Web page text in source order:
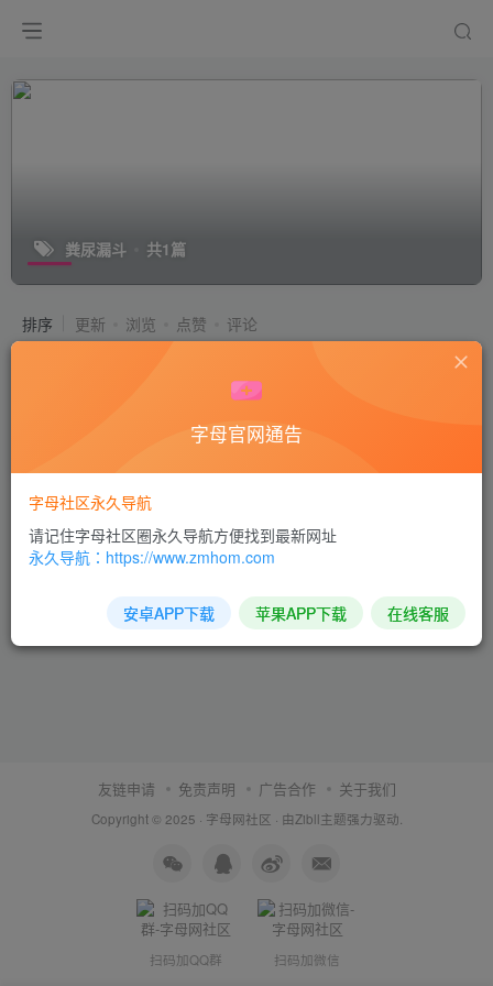
粪尿漏斗 共1篇
排序 更新 浏览 点赞 评论
Yapoo YMD系列79_新畜兽死吧3_之粪
尿漏斗完食马桶溺杀处刑
付费视频 50
友链申请 免责声明 广告合作 关于我们
Copyright © 2025 · 字母网社区 · 由Zibll主题强力驱动.
扫码加QQ群 扫码加微信
字母官网通告
字母社区永久导航
请记住字母社区圈永久导航方便找到最新网址
永久导航：https://www.zmhom.com
安卓APP下载 苹果APP下载 在线客服